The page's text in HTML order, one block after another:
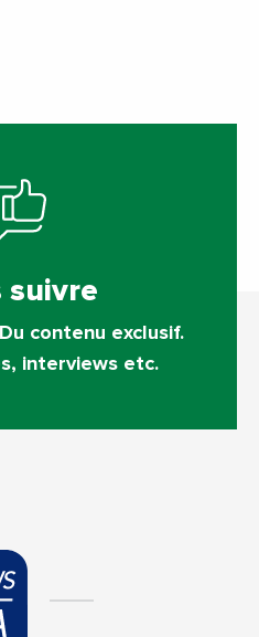
suivre
contenu exclusif.
interviews etc.